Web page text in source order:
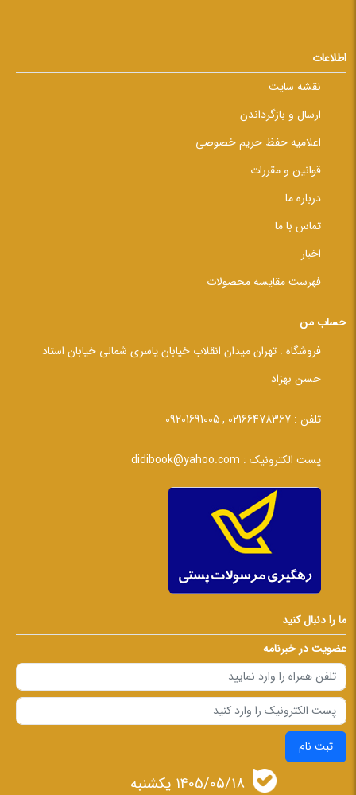
اطلاعات
نقشه سایت
ارسال و بازگرداندن
اعلامیه حفظ حریم خصوصی
قوانین و مقررات
درباره ما
تماس با ما
اخبار
فهرست مقایسه محصولات
حساب من
فروشگاه : تهران میدان انقلاب خیابان یاسری شمالی خیابان استاد
حسن بهزاد
تلفن : 02166478367 , 09201691005
پست الکترونیک : didibook@yahoo.com
ما را دنبال کنید
عضویت در خبرنامه
ثبت نام
1405/05/18 يكشنبه